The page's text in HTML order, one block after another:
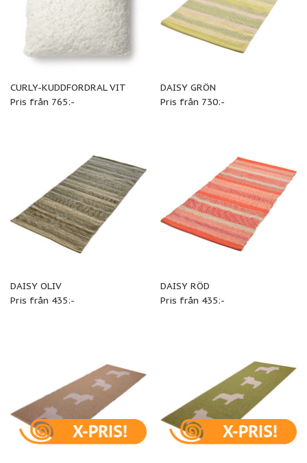
CURLY-KUDDFORDRAL VIT
Pris från 765:-
DAISY GRÖN
Pris från 730:-
DAISY OLIV
Pris från 435:-
DAISY RÖD
Pris från 435:-